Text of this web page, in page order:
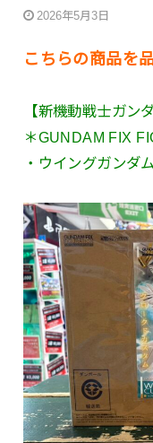
2026年5月3日
こちらの商品を
【新機動戦士ガン
＊GUNDAM FIX
・ウイングガンダ